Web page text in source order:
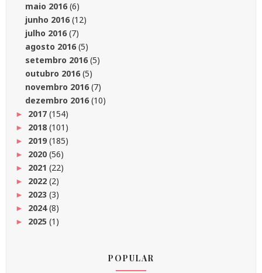
maio 2016(6)
junho 2016(12)
julho 2016(7)
agosto 2016(5)
setembro 2016(5)
outubro 2016(5)
novembro 2016(7)
dezembro 2016(10)
► 2017 (154)
► 2018 (101)
► 2019(185)
► 2020 (56)
► 2021 (22)
► 2022 (2)
► 2023 (3)
► 2024(8)
► 2025 (1)
POPULAR